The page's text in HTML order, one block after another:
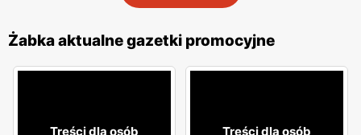
Żabka. Te kolorowe broszury dostarczają
klientom informacji o najnowszych
promocjach
nowościach produktowych oraz specjalnych ofertach,
które często obejmująniskie cenyna wybrane artykuły.
Żabka aktualne gazetki promocyjne
Treści dla osób
Treści dla osób